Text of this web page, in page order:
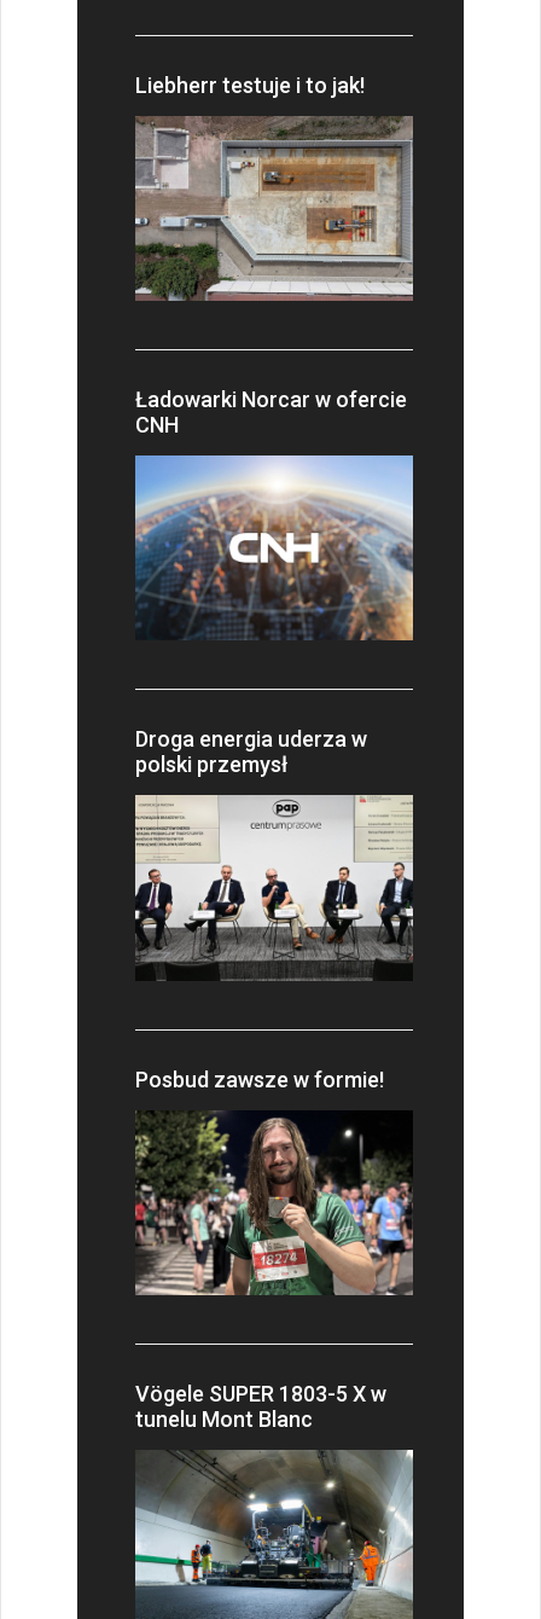
Liebherr testuje i to jak!
Ładowarki Norcar w ofercie
CNH
Droga energia uderza w
polski przemysł
Posbud zawsze w formie!
Vögele SUPER 1803-5 X w
tunelu Mont Blanc